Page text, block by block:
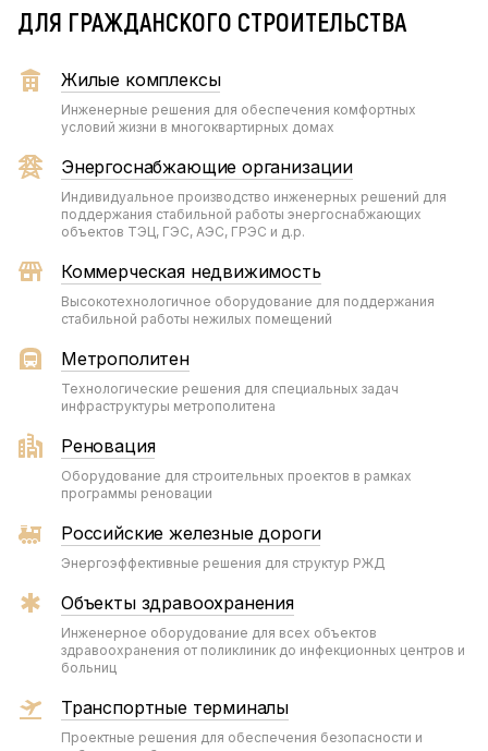
ДЛЯ ГРАЖДАНСКОГО СТРОИТЕЛЬСТВА
Жилые комплексы
Инженерные решения для обеспечения комфортных
условий жизни в многоквартирных домах
Энергоснабжающие организации
Индивидуальное производство инженерных решений для
поддержания стабильной работы энергоснабжающих
объектов ТЭЦ, ГЭС, АЭС, ГРЭС и д.р.
Коммерческая недвижимость
Высокотехнологичное оборудование для поддержания
стабильной работы нежилых помещений
Метрополитен
Технологические решения для специальных задач
инфраструктуры метрополитена
Реновация
Оборудование для строительных проектов в рамках
программы реновации
Российские железные дороги
Энергоэффективные решения для структур РЖД
Объекты здравоохранения
Инженерное оборудование для всех объектов
здравоохранения от поликлиник до инфекционных центров и
больниц
Транспортные терминалы
Проектные решения для обеспечения безопасности и